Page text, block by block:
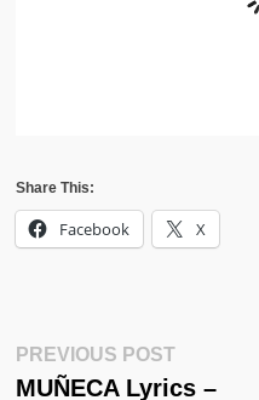
Share This:
Facebook X
Post
PREVIOUS POSTPrevious
Post:
MUÑECA Lyrics –